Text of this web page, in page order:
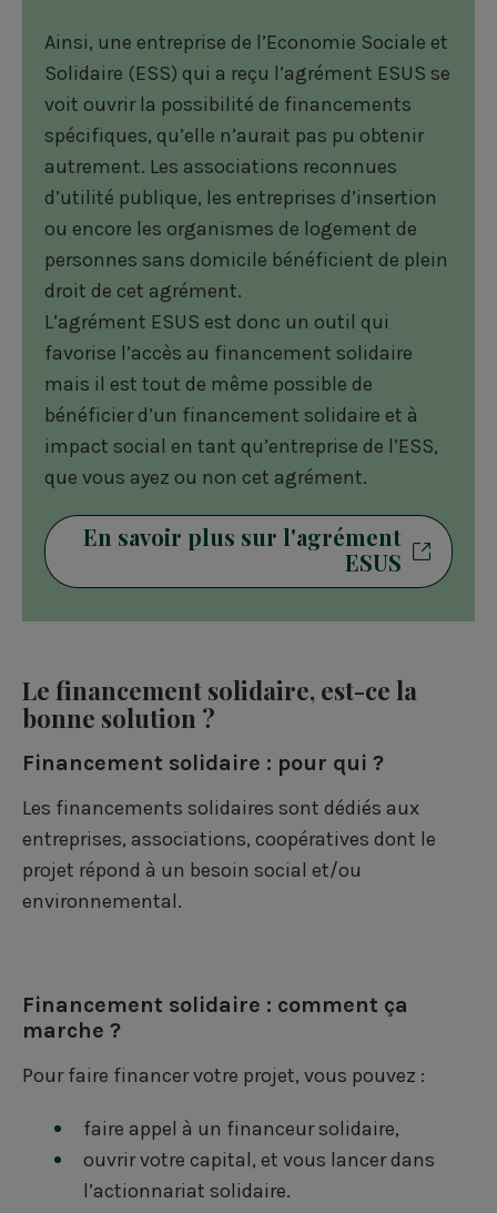
o
o
k
d
i
n
e
r
Ainsi, une entreprise de l’Economie Sociale et
Solidaire (ESS) qui a reçu l’agrément ESUS se
voit ouvrir la possibilité de financements
spécifiques, qu’elle n’aurait pas pu obtenir
autrement. Les associations reconnues
d’utilité publique, les entreprises d’insertion
ou encore les organismes de logement de
personnes sans domicile bénéficient de plein
droit de cet agrément.
L’agrément ESUS est donc un outil qui
favorise l’accès au financement solidaire
mais il est tout de même possible de
bénéficier d’un financement solidaire et à
impact social en tant qu’entreprise de l’ESS,
que vous ayez ou non cet agrément.
En savoir plus sur l'agrément
ESUS
Le financement solidaire, est-ce la
bonne solution ?
Financement solidaire : pour qui ?
Les financements solidaires sont dédiés aux
entreprises, associations, coopératives dont le
projet répond à un besoin social et/ou
environnemental.
Financement solidaire : comment ça
marche ?
Pour faire financer votre projet, vous pouvez :
faire appel à un financeur solidaire,
ouvrir votre capital, et vous lancer dans
l’actionnariat solidaire.